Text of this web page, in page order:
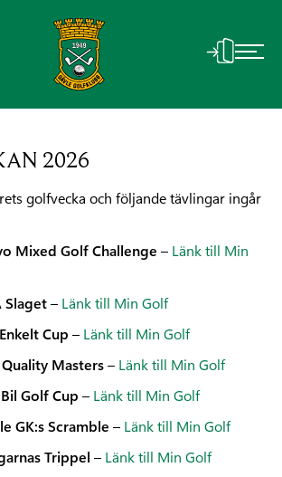
2026
golfvecka och följande tävlingar ingår
Mixed Golf Challenge – Länk till Min
Slaget– Länk till Min Golf
Cup – Länk till Min Golf
Masters– Länk till Min Golf
Golf Cup – Länk till Min Golf
GK:s Scramble – Länk till Min Golf
Trippel – Länk till Min Golf